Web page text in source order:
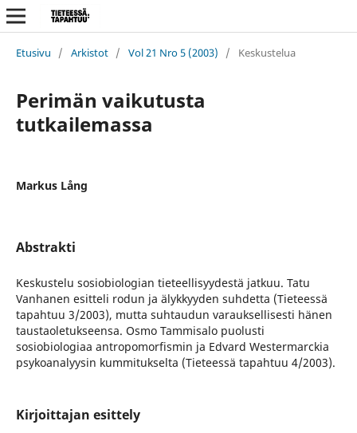
Etusivu / Arkistot / Vol 21 Nro 5 (2003) / Keskustelua
Perimän vaikutusta
tutkailemassa
Markus Lång
Abstrakti
Keskustelu sosiobiologian tieteellisyydestä jatkuu. Tatu
Vanhanen esitteli rodun ja älykkyyden suhdetta (Tieteessä
tapahtuu 3/2003), mutta suhtaudun varauksellisesti hänen
taustaoletukseensa. Osmo Tammisalo puolusti
sosiobiologiaa antropomorfismin ja Edvard Westermarckia
psykoanalyysin kummitukselta (Tieteessä tapahtuu 4/2003).
Kirjoittajan esittely